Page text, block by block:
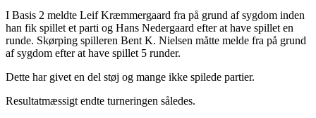
I Basis 2 meldte Leif Kræmmergaard fra på grund af sygdom inden
han fik spillet et parti og Hans Nedergaard efter at have spillet en
runde. Skørping spilleren Bent K. Nielsen måtte melde fra på grund
af sygdom efter at have spillet 5 runder.
Dette har givet en del støj og mange ikke spilede partier.
Resultatmæssigt endte turneringen således.